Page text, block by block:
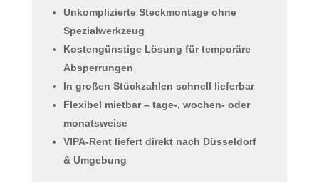
Unkomplizierte Steckmontage ohne
Spezialwerkzeug
Kostengünstige Lösung für temporäre
Absperrungen
In großen Stückzahlen schnell lieferbar
Flexibel mietbar – tage-, wochen- oder
monatsweise
VIPA-Rent liefert direkt nach Düsseldorf
& Umgebung